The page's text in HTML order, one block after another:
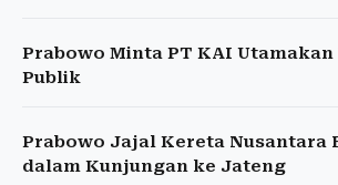
Prabowo Minta PT KAI
Publik
Prabowo Jajal Kereta Nusantara
dalam Kunjungan ke Jateng